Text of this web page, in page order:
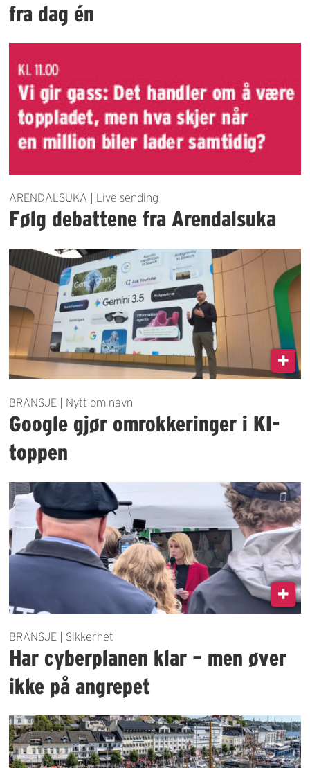
fra dag én
ARENDALSUKA | Live sending
Følg debattene fra Arendalsuka
BRANSJE | Nytt om navn
Google gjør omrokkeringer i KI-
toppen
BRANSJE | Sikkerhet
Har cyberplanen klar – men øver
ikke på angrepet